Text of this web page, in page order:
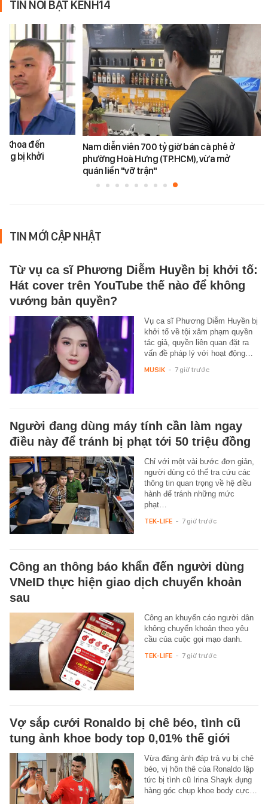
TIN NỔI BẬT KÊNH14
Khoa đến
bị khởi
Nam diễn viên 700 tỷ giờ bán cà phê ở
phường Hoà Hưng (TP.HCM), vừa mở
quán liền "vỡ trận"
TIN MỚI CẬP NHẬT
Từ vụ ca sĩ Phương Diễm Huyền bị khởi tố:
Hát cover trên YouTube thế nào để không
vướng bản quyền?
Vụ ca sĩ Phương Diễm Huyền bị
khởi tố về tội xâm phạm quyền
tác giả, quyền liên quan đặt ra
vấn đề pháp lý với hoạt động…
MUSIK - 7 giờ trước
Người đang dùng máy tính cần làm ngay
điều này để tránh bị phạt tới 50 triệu đồng
Chỉ với một vài bước đơn giản,
người dùng có thể tra cứu các
thông tin quan trọng về hệ điều
hành để tránh những mức
phạt…
TEK-LIFE - 7 giờ trước
Công an thông báo khẩn đến người dùng
VNeID thực hiện giao dịch chuyển khoản
sau
Công an khuyến cáo người dân
không chuyển khoản theo yêu
cầu của cuộc gọi mạo danh.
TEK-LIFE - 7 giờ trước
Vợ sắp cưới Ronaldo bị chê béo, tình cũ
tung ảnh khoe body top 0,01% thế giới
Vừa đăng ảnh đáp trả vụ bị chê
béo, vị hôn thê của Ronaldo lập
tức bị tình cũ Irina Shayk đụng
hàng góc chụp khoe body cực…